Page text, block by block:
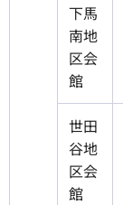
下馬
南地
区会
館
世田
谷地
区会
館